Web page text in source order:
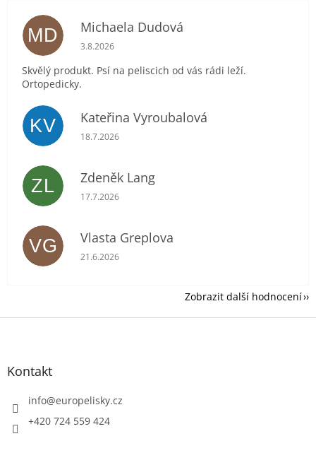
MD Michaela Dudová
Hodnocení obchodu je 5 z 5 hvězdiček.
3.8.2026
Skvělý produkt. Psí na peliscich od vás rádi leží.
Ortopedicky.
KV Kateřina Vyroubalová
Hodnocení obchodu je 5 z 5 hvězdiček.
18.7.2026
ZL Zdeněk Lang
Hodnocení obchodu je 5 z 5 hvězdiček.
17.7.2026
VG Vlasta Greplova
Hodnocení obchodu je 5 z 5 hvězdiček.
21.6.2026
Zobrazit další hodnocení
Z
Kontakt
info@europelisky.cz
+420 724 559 424